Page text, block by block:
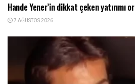
Hande Yener’in dikkat çeken yatırımı
7 AĞUSTOS 2026